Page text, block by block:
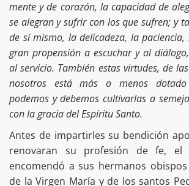
mente y de corazón, la capacidad de
se alegran y sufrir con los que sufren; y
de sí mismo, la delicadeza, la
gran propensión a escuchar y al
al servicio. También estas virtudes, de
nosotros está más o menos
podemos y debemos cultivarlas a
con la gracia del Espíritu Santo.
Antes de impartirles su bendición
renovaran su profesión de fe, el
encomendó a sus hermanos
de la Virgen María y de los santos